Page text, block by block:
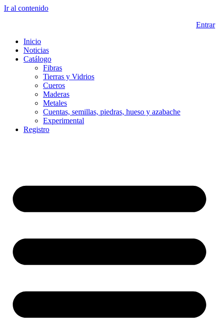
Ir al contenido
Entrar
Inicio
Noticias
Catálogo
Fibras
Tierras y Vidrios
Cueros
Maderas
Metales
Cuentas, semillas, piedras, hueso y azabache
Experimental
Registro